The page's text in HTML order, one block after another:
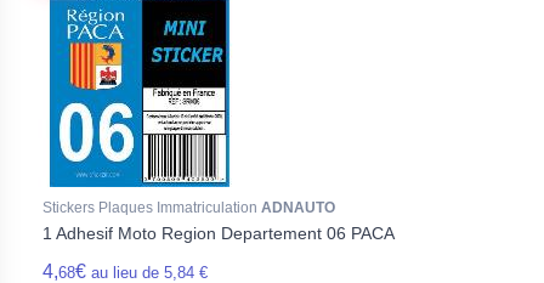
Stickers Plaques Immatriculation ADNAUTO
1 Adhesif Moto Region Departement 06 PACA
4,68€ au lieu de 5,84 €